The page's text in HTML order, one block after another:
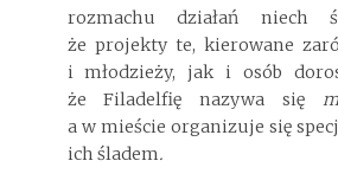
rozmachu działań niech
że projekty te, kierowane
i młodzieży, jak i osób
że Filadelfię nazywa się
a w mieście organizuje się
ich śladem.